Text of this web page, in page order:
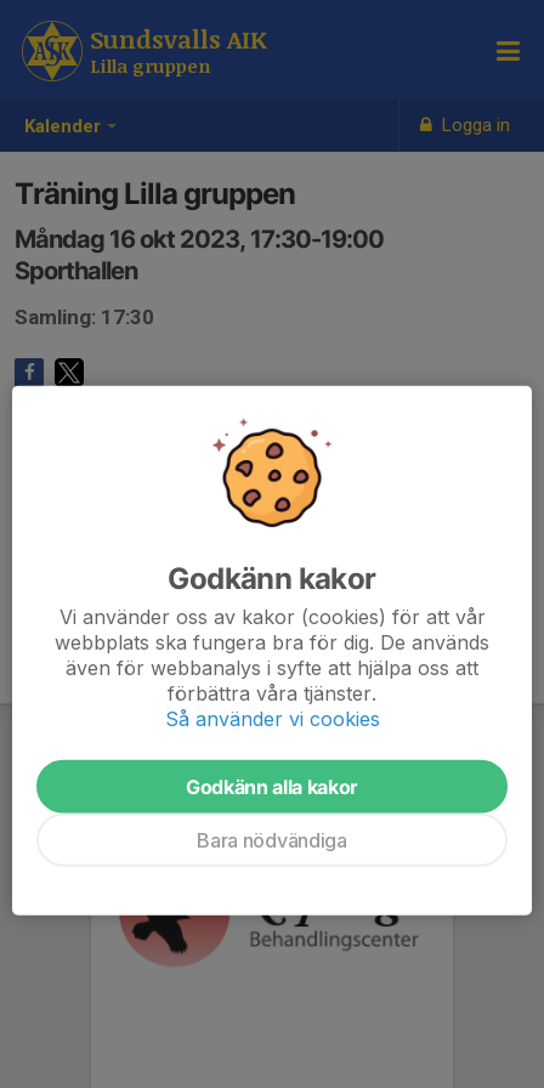
Kalender Logga in
Sundsvalls AIK
Lilla gruppen
Träning Lilla gruppen
Måndag 16 okt 2023, 17:30-19:00
Sporthallen
Samling: 17:30
Godkänn kakor
Vi använder oss av kakor (cookies) för att vår
webbplats ska fungera bra för dig. De används
även för webbanalys i syfte att hjälpa oss att
förbättra våra tjänster.
Så använder vi cookies
Godkänn alla kakor
Bara nödvändiga